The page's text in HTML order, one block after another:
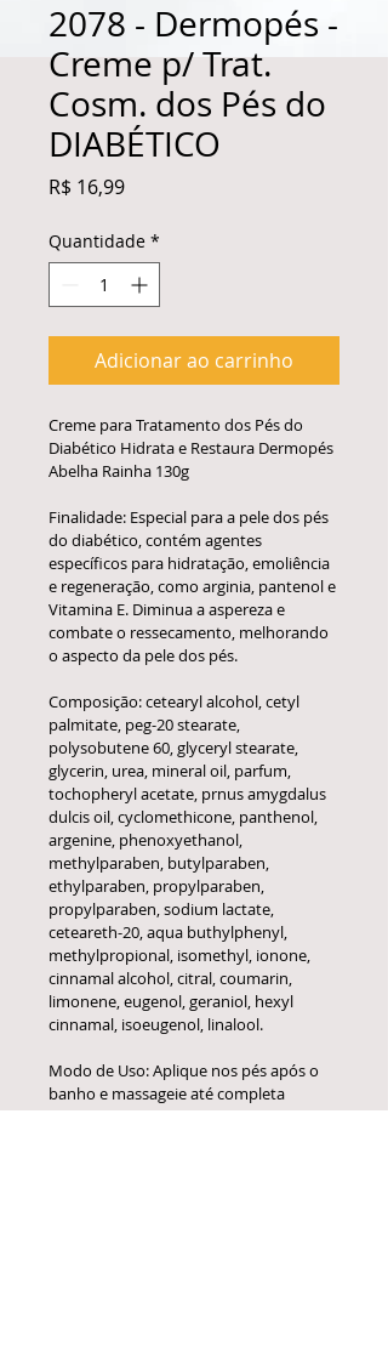
2078 - Dermopés -
Creme p/ Trat.
Cosm. dos Pés do
DIABÉTICO
R$ 16,99Preço
Quantidade *
Adicionar ao carrinho
Creme para Tratamento dos Pés do
Diabético Hidrata e Restaura Dermopés
Abelha Rainha 130g
Finalidade: Especial para a pele dos pés
do diabético, contém agentes
específicos para hidratação, emoliência
e regeneração, como arginia, pantenol e
Vitamina E. Diminua a aspereza e
combate o ressecamento, melhorando
o aspecto da pele dos pés.
Composição: cetearyl alcohol, cetyl
palmitate, peg-20 stearate,
polysobutene 60, glyceryl stearate,
glycerin, urea, mineral oil, parfum,
tochopheryl acetate, prnus amygdalus
dulcis oil, cyclomethicone, panthenol,
argenine, phenoxyethanol,
methylparaben, butylparaben,
ethylparaben, propylparaben,
propylparaben, sodium lactate,
ceteareth-20, aqua buthylphenyl,
methylpropional, isomethyl, ionone,
cinnamal alcohol, citral, coumarin,
limonene, eugenol, geraniol, hexyl
cinnamal, isoeugenol, linalool.
Modo de Uso: Aplique nos pés após o
banho e massageie até completa
absorção do produto.Restrições de